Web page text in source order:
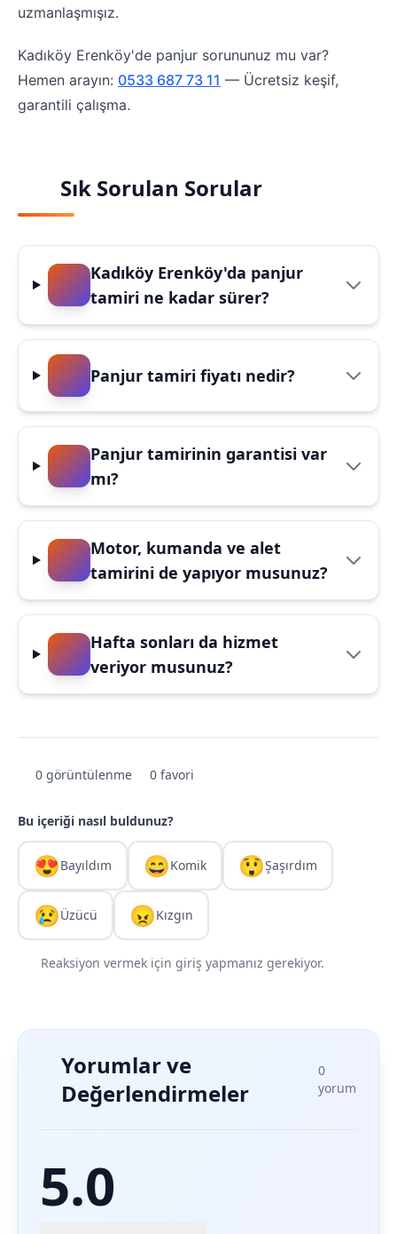
uzmanlaşmışız.
Kadıköy Erenköy'de panjur sorununuz mu var?
Hemen arayın: 0533 687 73 11 — Ücretsiz keşif,
garantili çalışma.
Sık Sorulan Sorular
Kadıköy Erenköy'da panjur
tamiri ne kadar sürer?
Panjur tamiri fiyatı nedir?
Panjur tamirinin garantisi var
mı?
Motor, kumanda ve alet
tamirini de yapıyor musunuz?
Hafta sonları da hizmet
veriyor musunuz?
0 görüntülenme 0 favori
Bu içeriği nasıl buldunuz?
😍Bayıldım 😄Komik 😲Şaşırdım
😢Üzücü 😠Kızgın
Reaksiyon vermek için giriş yapmanız gerekiyor.
Yorumlar ve
Değerlendirmeler
0
yorum
5.0